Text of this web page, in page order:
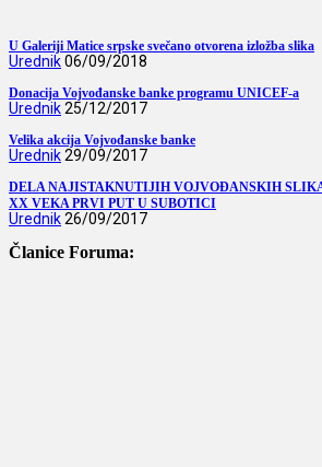
U Galeriji Matice srpske svečano otvorena izložba slika
Urednik06/09/2018
Donacija Vojvođanske banke programu UNICEF-a
Urednik25/12/2017
Velika akcija Vojvođanske banke
Urednik29/09/2017
DELA NAJISTAKNUTIJIH VOJVOĐANSKIH
XX VEKA PRVI PUT U SUBOTICI
Urednik26/09/2017
Članice Foruma: